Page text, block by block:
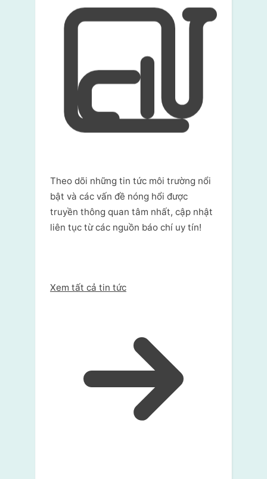
Theo dõi những tin tức môi trường nổi
bật và các vấn đề nóng hổi được
truyền thông quan tâm nhất, cập nhật
liên tục từ các nguồn báo chí uy tín!
Xem tất cả tin tức